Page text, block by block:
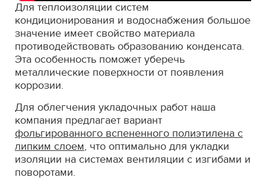
Для теплоизоляции систем
кондиционирования и водоснабжения большое
значение имеет свойство материала
противодействовать образованию конденсата.
Эта особенность поможет уберечь
металлические поверхности от появления
коррозии.
Для облегчения укладочных работ наша
компания предлагает вариант
фольгированного вспененного полиэтилена с
липким слоем, что оптимально для укладки
изоляции на системах вентиляции с изгибами и
поворотами.